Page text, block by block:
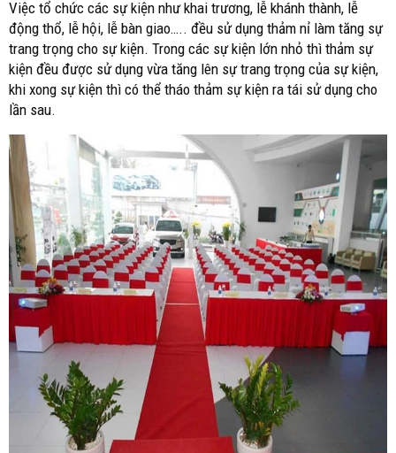
Việc tổ chức các sự kiện như khai trương, lễ khánh thành, lễ
động thổ, lễ hội, lễ bàn giao….. đều sử dụng thảm nỉ làm tăng sự
trang trọng cho sự kiện. Trong các sự kiện lớn nhỏ thì thảm sự
kiện đều được sử dụng vừa tăng lên sự trang trọng của sự kiện,
khi xong sự kiện thì có thể tháo thảm sự kiện ra tái sử dụng cho
lần sau.